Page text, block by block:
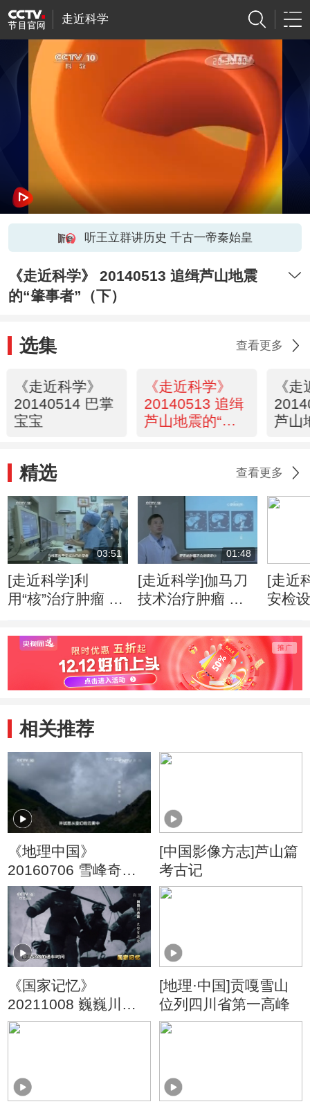
走近科学
听王立群讲历史 千古一帝秦始皇
《走近科学》 20140513 追缉芦山地震
的“肇事者”（下）
选集 查看更多
《走近科学》
20140514 巴掌
宝宝
《走近科学》
20140513 追缉
芦山地震的“肇
《
芦山
精选 查看更多
03:51
[走近科学]利
用“核”治疗肿瘤 是
程碑
01:48
[走近科学]伽马刀
技术治疗肿瘤 精
感染
[走近
安检
可
相关推荐
《地理中国》
20160706 雪峰奇景
（下）
[中国影像方志]芦山篇
考古记
《国家记忆》
20211008 巍巍川藏
路 天堑变通途
[地理·中国]贡嘎雪山
位列四川省第一高峰